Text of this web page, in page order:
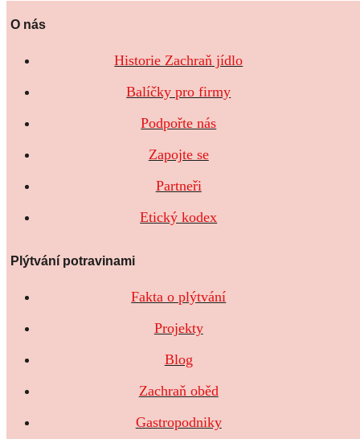
O nás
Historie Zachraň jídlo
Balíčky pro firmy
Podpořte nás
Zapojte se
Partneři
Etický kodex
Plýtvání potravinami
Fakta o plýtvání
Projekty
Blog
Zachraň oběd
Gastropodniky